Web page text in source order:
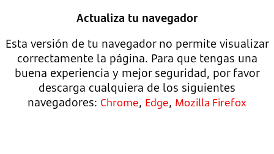
Actualiza tu navegador
Esta versión de tu navegador no permite visualizar
correctamente la página. Para que tengas una
buena experiencia y mejor seguridad, por favor
descarga cualquiera de los siguientes
navegadores: Chrome, Edge, Mozilla Firefox